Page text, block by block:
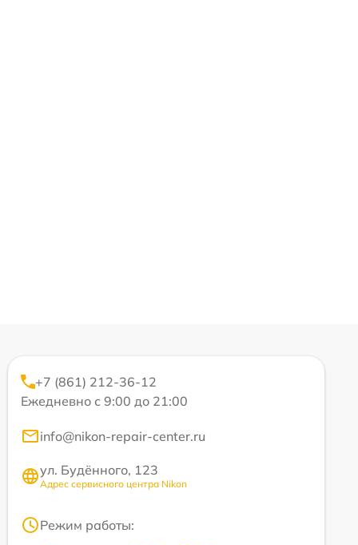
+7 (861) 212-36-12
Ежедневно с 9:00 до 21:00
info@nikon-repair-center.ru
ул. Будённого, 123
Адрес сервисного центра Nikon
Режим работы: